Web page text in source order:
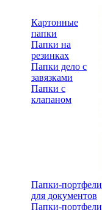
Картонные
папки
Папки на
резинках
Папки дело с
завязками
Папки с
клапаном
Папки-портфели
для документов
Папки-портфели